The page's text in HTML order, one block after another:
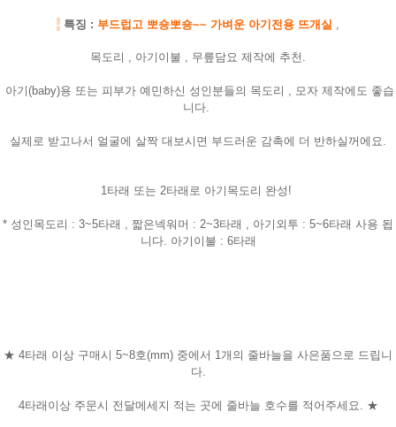
- 특징 : 부드럽고 뽀숑뽀숑~~ 가벼운 아기전용 뜨개실 ,
목도리 , 아기이불 , 무릎담요 제작에 추천.
아기(baby)용 또는 피부가 예민하신 성인분들의 목도리 , 모자 제작에도 좋습
니다.
실제로 받고나서 얼굴에 살짝 대보시면 부드러운 감촉에 더 반하실꺼에요.
1타래 또는 2타래로 아기목도리 완성!
* 성인목도리 : 3~5타래 , 짧은넥워머 : 2~3타래 , 아기외투 : 5~6타래 사용 됩
니다. 아기이불 : 6타래
★ 4타래 이상 구매시 5~8호(mm) 중에서 1개의 줄바늘을 사은품으로 드립니
다.
4타래이상 주문시 전달메세지 적는 곳에 줄바늘 호수를 적어주세요. ★